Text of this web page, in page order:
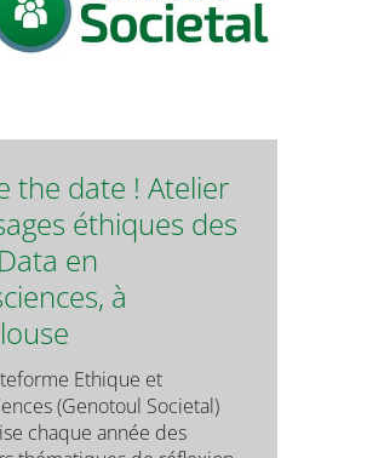
the date ! Atelier
éthiques des
en
à
Ethique et
(Genotoul Societal)
chaque année des